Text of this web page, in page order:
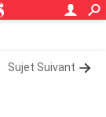
Sujet Suivant